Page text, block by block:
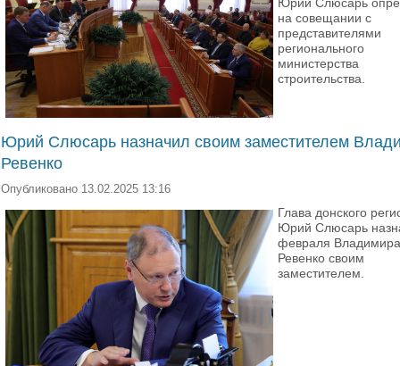
на совещании с
представителями
регионального
министерства
строительства.
Юрий Слюсарь назначил своим заместителем
Ревенко
Опубликовано 13.02.2025 13:16
Глава донского
Юрий Слюсарь
февраля Владимира
Ревенко своим
заместителем.